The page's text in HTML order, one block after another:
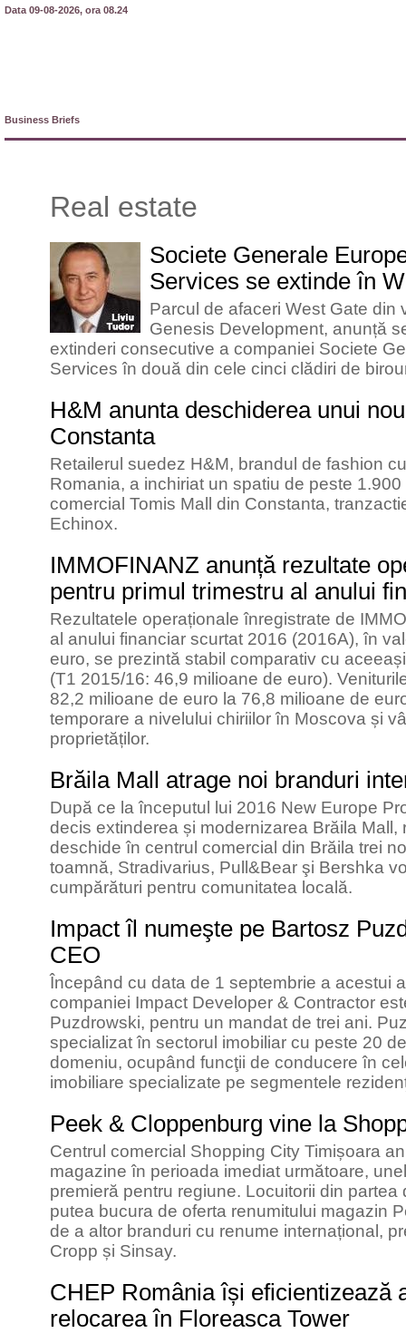
Data 09-08-2026, ora 08.24
Business Briefs
Real estate
Societe Generale
Services se extinde în
Parcul de afaceri West Gate din
Genesis Development, anunță
extinderi consecutive a companiei Societe
Services în două din cele cinci clădiri de
H&M anunta deschiderea unui
Constanta
Retailerul suedez H&M, brandul de fashion
Romania, a inchiriat un spatiu de peste
comercial Tomis Mall din Constanta,
Echinox.
IMMOFINANZ anunță rezultate
pentru primul trimestru al anului
Rezultatele operaționale înregistrate de
al anului financiar scurtat 2016 (2016A), în
euro, se prezintă stabil comparativ cu
(T1 2015/16: 46,9 milioane de euro).
82,2 milioane de euro la 76,8 milioane de
temporare a nivelului chiriilor în Moscova și
proprietăților.
Brăila Mall atrage noi branduri
După ce la începutul lui 2016 New Europe
decis extinderea și modernizarea Brăila Mall,
deschide în centrul comercial din Brăila trei
toamnă, Stradivarius, Pull&Bear şi Bershka
cumpărături pentru comunitatea locală.
Impact îl numeşte pe Bartosz
CEO
Începând cu data de 1 septembrie a acestui
companiei Impact Developer & Contractor
Puzdrowski, pentru un mandat de trei ani.
specializat în sectorul imobiliar cu peste 20
domeniu, ocupând funcţii de conducere în
imobiliare specializate pe segmentele
Peek & Cloppenburg vine la
Centrul comercial Shopping City Timișoara
magazine în perioada imediat următoare,
premieră pentru regiune. Locuitorii din
putea bucura de oferta renumitului magazin
de a altor branduri cu renume internațional,
Cropp și Sinsay.
CHEP România își eficientizează
relocarea în Floreasca Tower